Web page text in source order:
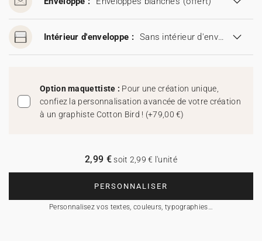
Intérieur d'enveloppe : Sans intérieur d'enveloppe
Option maquettiste : Pour une création unique,
confiez la personnalisation avancée de votre création
à un graphiste Cotton Bird ! (+79,00 €)
PERSONNALISER
Personnalisez vos textes, couleurs, typographies…
2,99 €soit 2,99 € l'unité